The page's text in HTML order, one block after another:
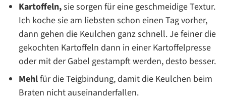
Kartoffeln,sie sorgen für eine geschmeidige Textur.
Ich koche sie am liebsten schon einen Tag vorher,
dann gehen die Keulchen ganz schnell. Je feiner die
gekochten Kartoffeln dann in einer Kartoffelpresse
oder mit der Gabel gestampft werden, desto besser.
Mehlfür die Teigbindung, damit die Keulchen beim
Braten nicht auseinanderfallen.